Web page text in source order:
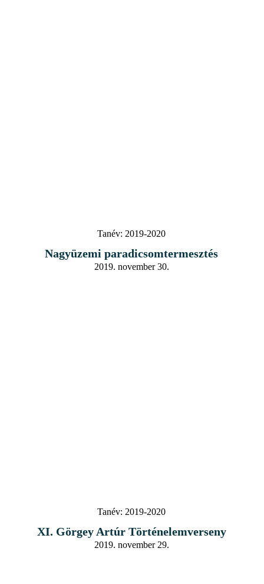
Tanév: 2019-2020
Nagyüzemi paradicsomtermesztés
2019. november 30.
Tanév: 2019-2020
XI. Görgey Artúr Történelemverseny
2019. november 29.